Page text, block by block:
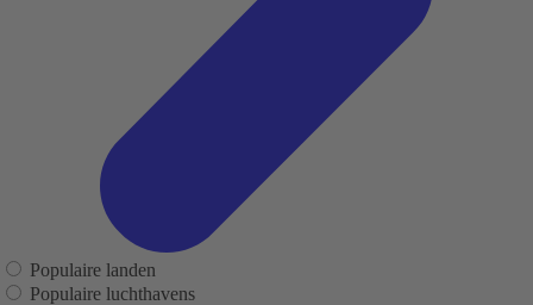
Populaire landen
Populaire luchthavens